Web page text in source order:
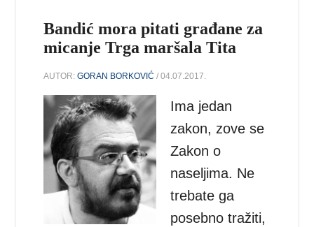
Bandić mora pitati građane za
micanje Trga maršala Tita
AUTOR:GORAN BORKOVIĆ / 04.07.2017.
Ima jedan
zakon, zove se
Zakon o
naseljima. Ne
trebate ga
posebno tražiti,